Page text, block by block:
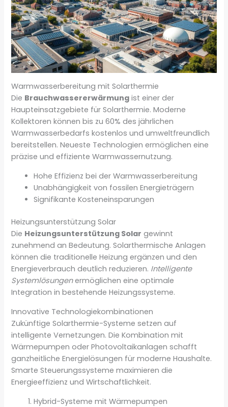
Warmwasserbereitung mit Solarthermie
Die Brauchwassererwärmung ist einer der
Haupteinsatzgebiete für Solarthermie. Moderne
Kollektoren können bis zu 60% des jährlichen
Warmwasserbedarfs kostenlos und umweltfreundlich
bereitstellen. Neueste Technologien ermöglichen eine
präzise und effiziente Warmwassernutzung.
Hohe Effizienz bei der Warmwasserbereitung
Unabhängigkeit von fossilen Energieträgern
Signifikante Kosteneinsparungen
Heizungsunterstützung Solar
Die Heizungsunterstützung Solar gewinnt
zunehmend an Bedeutung. Solarthermische Anlagen
können die traditionelle Heizung ergänzen und den
Energieverbrauch deutlich reduzieren. Intelligente
Systemlösungenermöglichen eine optimale
Integration in bestehende Heizungssysteme.
Innovative Technologiekombinationen
Zukünftige Solarthermie-Systeme setzen auf
intelligente Vernetzungen. Die Kombination mit
Wärmepumpen oder Photovoltaikanlagen schafft
ganzheitliche Energielösungen für moderne Haushalte.
Smarte Steuerungssysteme maximieren die
Energieeffizienz und Wirtschaftlichkeit.
Hybrid-Systeme mit Wärmepumpen